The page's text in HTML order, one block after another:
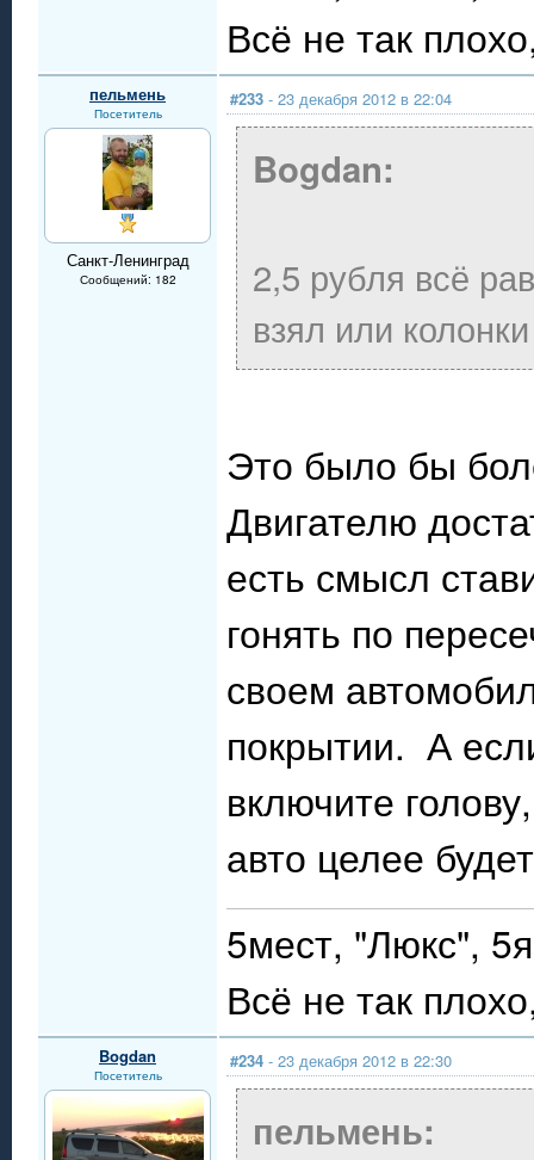
Всё не так
пельмень
Посетитель
Санкт-Ленинград
Сообщений: 182
#233 - 23 декабря 2012 в 22:04
Bogdan:
2,5 рубля всё
взял или
Это было бы
Двигателю
есть смысл
гонять по
своем
покрытии. А
включите
авто целее
5мест, "Люкс",
Всё не так
Bogdan
Посетитель
#234 - 23 декабря 2012 в 22:30
пельмень: